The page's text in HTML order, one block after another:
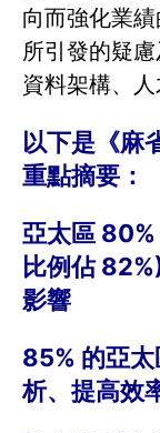
向而強化業
所引發的疑
資料架構、人
以下是《麻
重點摘要：
亞太區
比例佔
影響
85% 的亞
析、提高效